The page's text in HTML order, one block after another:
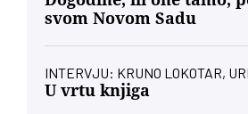
svom Novom Sadu
INTERVJU: KRUNO LOKOTAR,
U vrtu knjiga